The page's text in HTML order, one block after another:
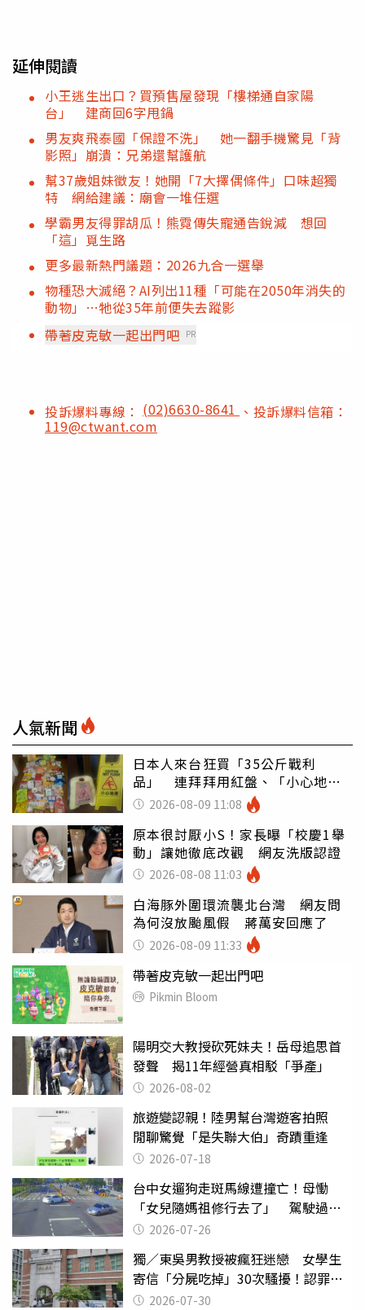
延伸閱讀
小王逃生出口？買預售屋發現「樓梯通自家陽
台」 建商回6字甩鍋
男友爽飛泰國「保證不洗」 她一翻手機驚見「背
影照」崩潰：兄弟還幫護航
幫37歲姐妹徵友！她開「7大擇偶條件」口味超獨
特 網給建議：廟會一堆任選
學霸男友得罪胡瓜！熊霓傳失寵通告銳減 想回
「這」覓生路
更多最新熱門議題：2026九合一選舉
物種恐大滅絕？AI列出11種「可能在2050年消失的
動物」…牠從35年前便失去蹤影
帶著皮克敏一起出門吧 PR
投訴爆料專線： (02)6630-8641 、投訴爆料信箱：
119@ctwant.com
人氣新聞
日本人來台狂買「35公斤戰利
品」 連拜拜用紅盤、「小心地
滑」告示牌也帶回家
2026-08-09 11:08
原本很討厭小S！家長曝「校慶1舉
動」讓她徹底改觀 網友洗版認證
2026-08-08 11:03
白海豚外圍環流襲北台灣 網友問
為何沒放颱風假 蔣萬安回應了
2026-08-09 11:33
帶著皮克敏一起出門吧
Pikmin Bloom
陽明交大教授砍死妹夫！岳母追思首
發聲 揭11年經營真相駁「爭產」
2026-08-02
旅遊變認親！陸男幫台灣遊客拍照
閒聊驚覺「是失聯大伯」奇蹟重逢
2026-07-18
台中女遛狗走斑馬線遭撞亡！母慟
「女兒隨媽祖修行去了」 駕駛過失
致死判9月
2026-07-26
獨／東吳男教授被瘋狂迷戀 女學生
寄信「分屍吃掉」30次騷擾！認罪免
關 2026-07-30